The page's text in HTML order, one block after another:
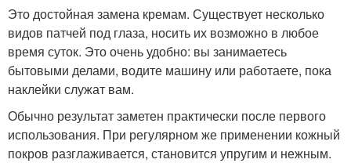
Это достойная замена кремам. Существует несколько
видов патчей под глаза, носить их возможно в любое
время суток. Это очень удобно: вы занимаетесь
бытовыми делами, водите машину или работаете, пока
наклейки служат вам.
Обычно результат заметен практически после первого
использования. При регулярном же применении кожный
покров разглаживается, становится упругим и нежным.